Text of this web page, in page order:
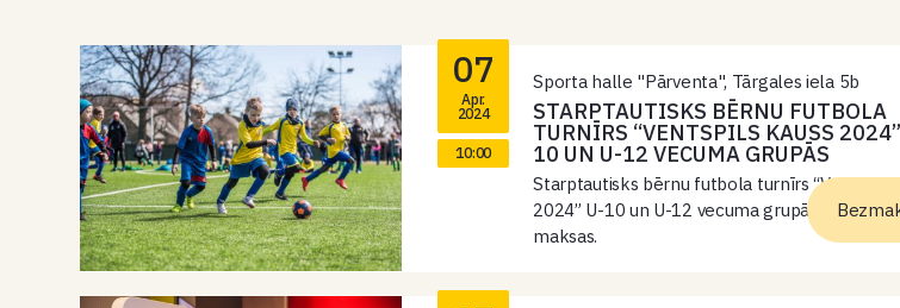
07
Apr.
2024
10:00
Sporta halle "Pārventa", Tārgales iela 5b
STARPTAUTISKS BĒRNU FUTBOLA
TURNĪRS “VENTSPILS KAUSS
10 UN U-12 VECUMA GRUPĀS
Starptautisks bērnu futbola turnīrs “Ventspils
2024” U-10 un U-12 vecuma grupās. Ieeja bez
maksas.